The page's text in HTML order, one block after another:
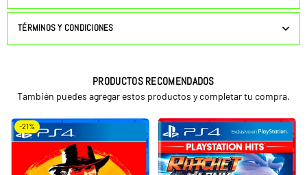
TÉRMINOS Y CONDICIONES
PRODUCTOS RECOMENDADOS
También puedes agregar estos productos y completar tu compra.
-21%